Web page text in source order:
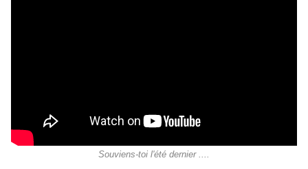
Souviens-toi l'été dernier ....